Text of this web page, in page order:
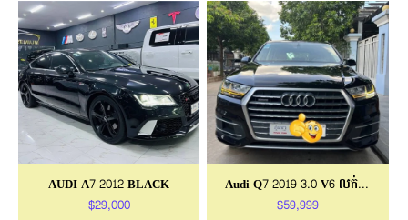
AUDI A7 2012 BLACK
$29,000
Audi Q7 2019 3.0 V6 លក់បន្ទាន់
$59,999